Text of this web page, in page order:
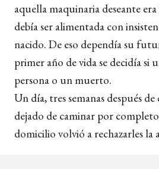
aquella maquinaria deseante
debía ser alimentada con
nacido. De eso dependía su
primer año de vida se decidía si
persona o un muerto.
Un día, tres semanas después
dejado de caminar por
domicilio volvió a rechazarles la